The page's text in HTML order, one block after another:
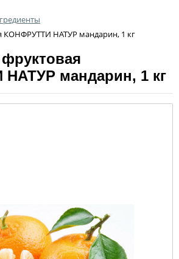
КОНФРУТТИ НАТУР мандарин, 1 кг
мандарин, 1 кг